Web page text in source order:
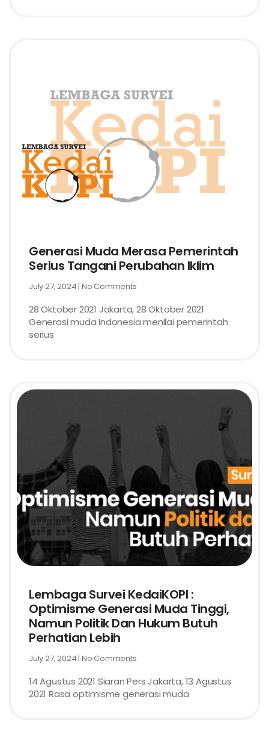
Generasi Muda Merasa Pemerintah
Serius Tangani Perubahan Iklim
July 27, 2024 No Comments
28 Oktober 2021 Jakarta, 28 Oktober 2021
Generasi muda Indonesia menilai pemerintah
serius
Lembaga Survei KedaiKOPI :
Optimisme Generasi Muda Tinggi,
Namun Politik Dan Hukum Butuh
Perhatian Lebih
July 27, 2024 No Comments
14 Agustus 2021 Siaran Pers Jakarta, 13 Agustus
2021 Rasa optimisme generasi muda